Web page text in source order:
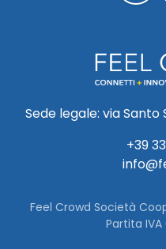
Sede legale: via
+39
Feel Crowd Società
Partita